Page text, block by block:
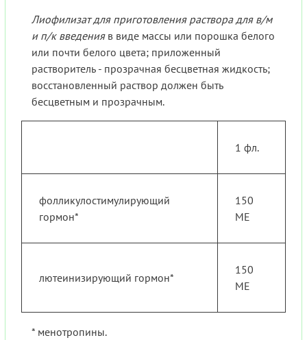
Лиофилизат для приготовления раствора для в/м
и п/к введенияв виде массы или порошка белого
или почти белого цвета; приложенный
растворитель - прозрачная бесцветная жидкость;
восстановленный раствор должен быть
бесцветным и прозрачным.
1 фл.
фолликулостимулирующий
гормон*
150
МЕ
лютеинизирующий гормон*
150
МЕ
* менотропины.